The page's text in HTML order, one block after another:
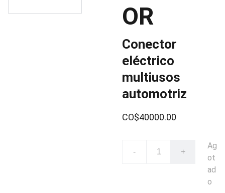
OR
Conector
eléctrico
multiusos
automotriz
CO$40000.00
- +
Ag
ot
ad
o